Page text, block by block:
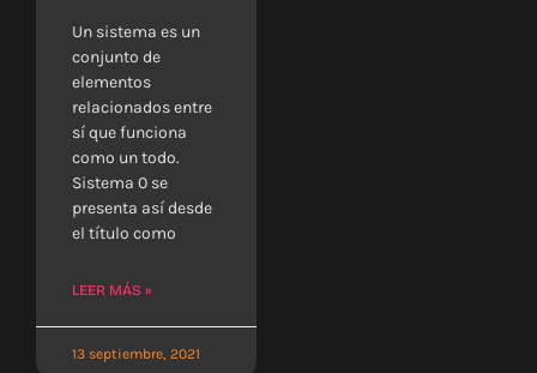
Un sistema es un
conjunto de
elementos
relacionados entre
sí que funciona
como un todo.
Sistema 0 se
presenta así desde
el título como
LEER MÁS »
13 septiembre, 2021